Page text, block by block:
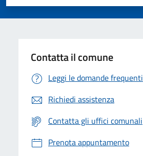
Valuta 5 stelle su 5
Valuta 4 stelle su 5
Valuta 3 stelle su 5
Valuta 2 stelle su 5
Valuta 1 stelle su 5
Contatta il comune
Leggi le domande frequenti
Richiedi assistenza
Contatta gli uffici comunali
Prenota appuntamento